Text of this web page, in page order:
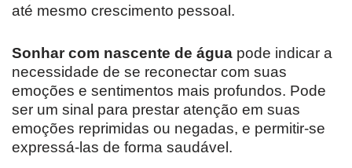
até mesmo crescimento pessoal.
Sonhar com nascente de água pode indicar a
necessidade de se reconectar com suas
emoções e sentimentos mais profundos. Pode
ser um sinal para prestar atenção em suas
emoções reprimidas ou negadas, e permitir-se
expressá-las de forma saudável.